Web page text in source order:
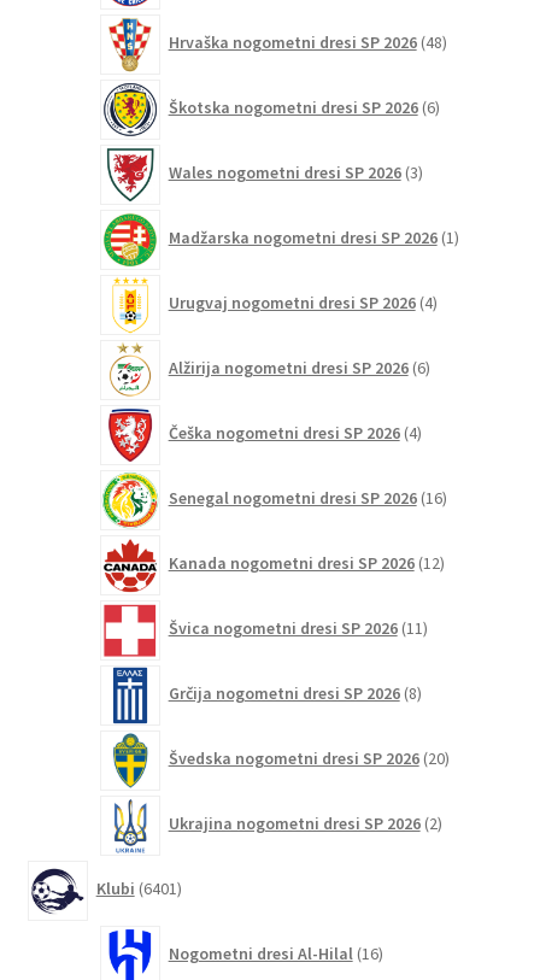
Hrvaška nogometni dresi SP 2026 48izdelkov
Škotska nogometni dresi SP 2026 6izdelkov
Wales nogometni dresi SP 2026 3izdelki
Madžarska nogometni dresi SP 2026 1izdelek
Urugvaj nogometni dresi SP 2026 4izdelki
Alžirija nogometni dresi SP 2026 6izdelkov
Češka nogometni dresi SP 2026 4izdelki
Senegal nogometni dresi SP 2026 16izdelkov
Kanada nogometni dresi SP 2026 12izdelkov
Švica nogometni dresi SP 2026 11izdelkov
Grčija nogometni dresi SP 2026 8izdelkov
Švedska nogometni dresi SP 2026 20izdelkov
Ukrajina nogometni dresi SP 2026 2izdelka
Klubi 6401izdelek
Nogometni dresi Al-Hilal 16izdelkov